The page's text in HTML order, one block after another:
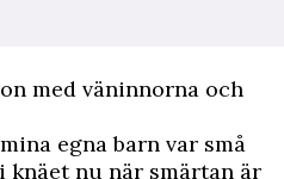
med väninnorna och
egna barn var små
knäet nu när smärtan är